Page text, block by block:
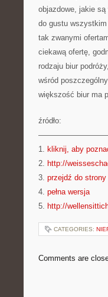
objazdowe, jakie
do gustu
tak zwanymi
ciekawą ofertę,
rodzaju biur
wśród
większość biur ma
źródło:
1. kliknij, aby
2. http://
3. przejdź do strony
4. pełna wersja
5. http://
CATEGORIES:
Comments are